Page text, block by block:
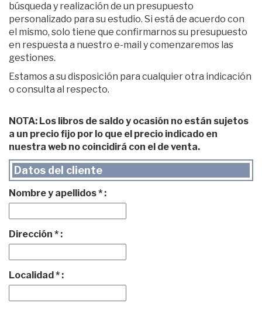
búsqueda y realización de un presupuesto
personalizado para su estudio. Si está de acuerdo con
el mismo, solo tiene que confirmarnos su presupuesto
en respuesta a nuestro e-mail y comenzaremos las
gestiones.
Estamos a su disposición para cualquier otra indicación
o consulta al respecto.
NOTA: Los libros de saldo y ocasión no están sujetos
a un precio fijo por lo que el precio indicado en
nuestra web no coincidirá con el de venta.
Datos del cliente
Nombre y apellidos * :
Dirección * :
Localidad * :